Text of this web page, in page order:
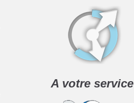
A votre service